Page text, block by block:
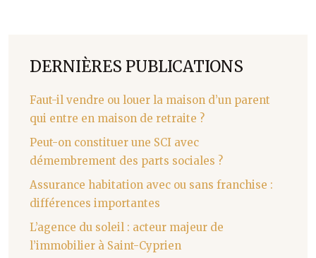
DERNIÈRES PUBLICATIONS
Faut-il vendre ou louer la maison d’un parent
qui entre en maison de retraite ?
Peut-on constituer une SCI avec
démembrement des parts sociales ?
Assurance habitation avec ou sans franchise :
différences importantes
L’agence du soleil : acteur majeur de
l’immobilier à Saint-Cyprien